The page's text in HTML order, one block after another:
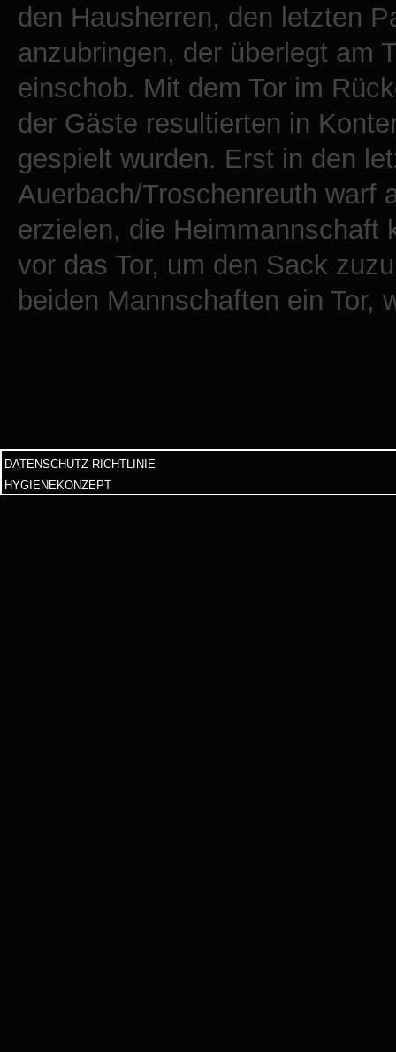
den Hausherren, den letzten
anzubringen, der überlegt am
einschob. Mit dem Tor im
der Gäste resultierten in
gespielt wurden. Erst in den
Auerbach/Troschenreuth warf
erzielen, die Heimmannschaft
vor das Tor, um den Sack
beiden Mannschaften ein Tor,
DATENSCHUTZ-RICHTLINIE
HYGIENEKONZEPT